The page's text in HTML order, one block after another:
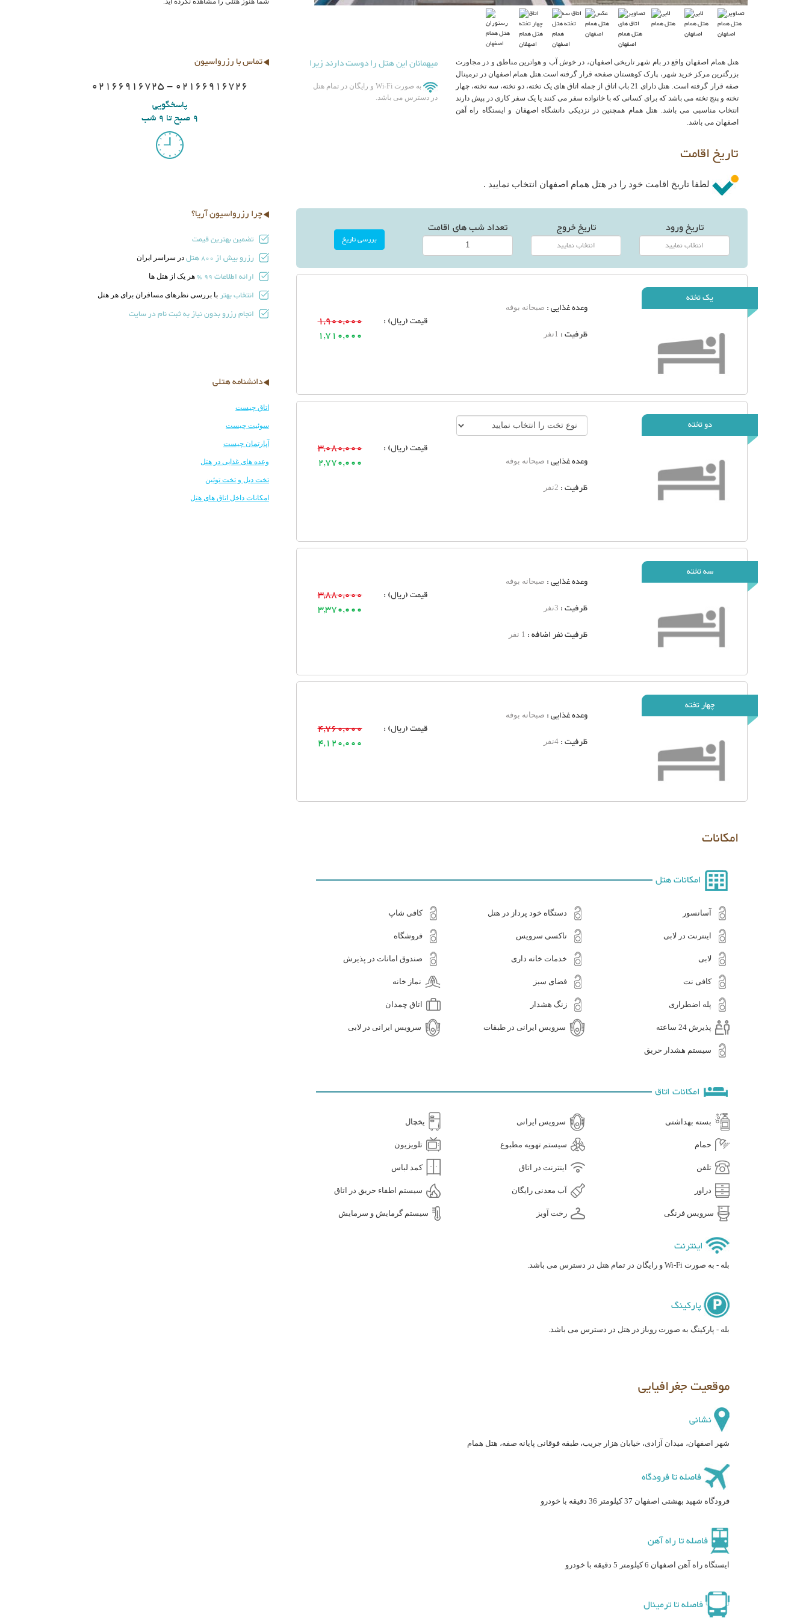
هتل همام اصفهان واقع در بام شهر تاریخی اصفهان، در خوش آب و هواترین مناطق و در مجاورت
بزرگترین مرکز خرید شهر، پارک کوهستان صفحه قرار گرفته است.هتل همام اصفهان در ترمینال
صفه قرار گرفته است. هتل دارای 21 باب اتاق از جمله اتاق های یک تخته، دو تخته، سه تخته، چهار
تخته و پنج تخته می باشد که برای کسانی که با خانواده سفر می کنند یا یک سفر کاری در پیش دارند
انتخاب مناسبی می باشد. هتل همام همچنین در نزدیکی دانشگاه اصهفان و ایستگاه راه آهن
اصفهان می باشد.
میهمانان این هتل را دوست دارند زیرا
به صورت Wi-Fi و رایگان در تمام هتل
در دسترس می باشد.
تاریخ اقامت
لطفا تاریخ اقامت خود را در هتل همام اصفهان انتخاب نمایید .
تاریخ ورود تاریخ خروج تعداد شب های اقامت
یک تخته
وعده غذایی : صبحانه بوفه
ظرفیت : 1نفر
قیمت (ریال) :
1,900,000
1,710,000
دو تخته
وعده غذایی : صبحانه بوفه
ظرفیت : 2نفر
قیمت (ریال) :
3,080,000
2,770,000
سه تخته
وعده غذایی : صبحانه بوفه
ظرفیت : 3نفر
ظرفیت نفر اضافه : 1 نفر
قیمت (ریال) :
3,880,000
3,370,000
چهار تخته
وعده غذایی : صبحانه بوفه
ظرفیت : 4نفر
قیمت (ریال) :
4,760,000
4,120,000
امکانات
امکانات هتل
آسانسور دستگاه خود پرداز در هتل کافی شاپ
اینترنت در لابی تاکسی سرویس فروشگاه
لابی خدمات خانه داری صندوق امانات در پذیرش
کافی نت فضای سبز نماز خانه
پله اضطراری زنگ هشدار اتاق چمدان
پذیرش 24 ساعته سرویس ایرانی در طبقات سرویس ایرانی در لابی
سیستم هشدار حریق
امکانات اتاق
بسته بهداشتی سرویس ایرانی یخچال
حمام سیستم تهویه مطبوع تلویزیون
تلفن اینترنت در اتاق کمد لباس
دراور آب معدنی رایگان سیستم اطفاء حریق در اتاق
سرویس فرنگی رخت آویز سیستم گرمایش و سرمایش
اینترنت
بله - به صورت Wi-Fi و رایگان در تمام هتل در دسترس می باشد.
پارکینگ
بله - پارکینگ به صورت روباز در هتل در دسترس می باشد.
موقعیت جغرافیایی
نشانی
شهر اصفهان، میدان آزادی، خیابان هزار جریب، طبقه فوقانی پایانه صفه، هتل همام
فاصله تا فرودگاه
فرودگاه شهید بهشتی اصفهان 37 کیلومتر 36 دقیقه با خودرو
فاصله تا راه آهن
ایستگاه راه آهن اصفهان 6 کیلومتر 5 دقیقه با خودرو
فاصله تا ترمینال
تماس با رزرواسیون
02166916725 - 02166916726
پاسخگویی
9 صبح تا 9 شب
چرا رزرواسیون آریا؟
تضمین بهترین قیمت
رزرو بیش از 800 هتل در سراسر ایران
ارائه اطلاعات 99 % هر یک از هتل ها
انتخاب بهتر با بررسی نظرهای مسافران برای هر هتل
انجام رزرو بدون نیاز به ثبت نام در سایت
دانشنامه هتلی
اتاق چیست
سوئیت چیست
آپارتمان چیست
وعده های غذایی در هتل
تخت دبل و تخت توئین
امکانات داخل اتاق های هتل